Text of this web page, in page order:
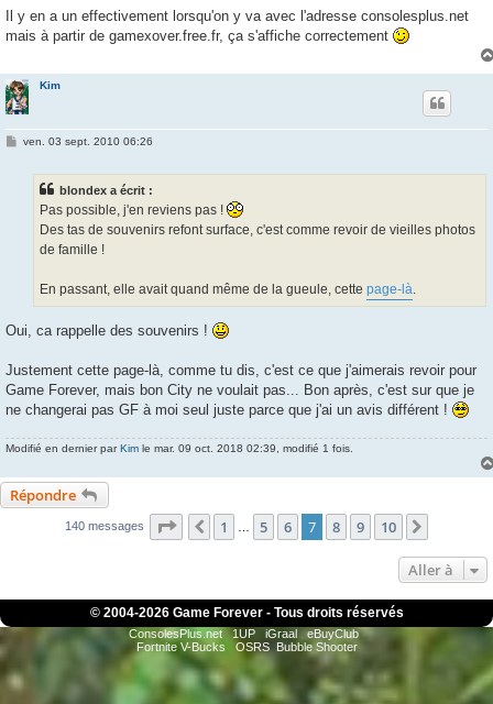
Il y en a un effectivement lorsqu'on y va avec l'adresse consolesplus.net
mais à partir de gamexover.free.fr, ça s'affiche correctement
Kim
Mven. 03 sept. 2010 06:26
blondex a écrit :
Pas possible, j'en reviens pas !
Des tas de souvenirs refont surface, c'est comme revoir de vieilles photos
de famille !
En passant, elle avait quand même de la gueule, cette page-là.
Oui, ca rappelle des souvenirs !
Justement cette page-là, comme tu dis, c'est ce que j'aimerais revoir pour
Game Forever, mais bon City ne voulait pas... Bon après, c'est sur que je
ne changerai pas GF à moi seul juste parce que j'ai un avis différent !
Modifié en dernier parKim le mar. 09 oct. 2018 02:39, modifié 1 fois.
Répondre
140 messages Page sur 10
Précédente
1 5 6 7 8 9 10
Aller à
© 2004-2026 Game Forever - Tous droits réservés
ConsolesPlus.net 1UP iGraal
eBuyClub
Fortnite V-Bucks
OSRS Bubble Shooter